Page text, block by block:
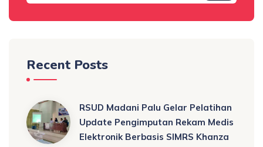
Recent Posts
RSUD Madani Palu Gelar Pelatihan
Update Pengimputan Rekam Medis
Elektronik Berbasis SIMRS Khanza